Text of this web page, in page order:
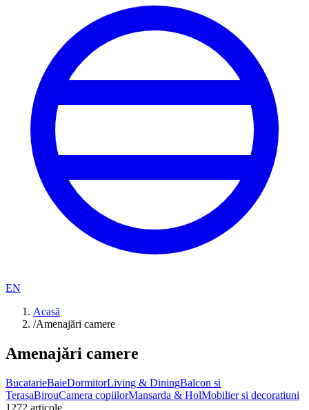
EN
Acasă
/Amenajări camere
Amenajări camere
BucatarieBaieDormitorLiving & DiningBalcon si
TerasaBirouCamera copiilorMansarda & HolMobilier si decoratiuni
1272 articole